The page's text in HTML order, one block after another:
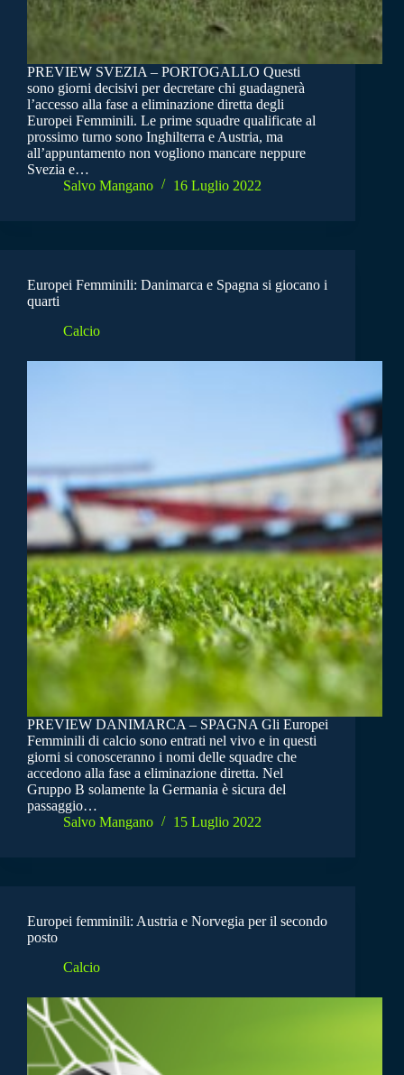
PREVIEW SVEZIA – PORTOGALLO Questi
sono giorni decisivi per decretare chi guadagnerà
l’accesso alla fase a eliminazione diretta degli
Europei Femminili. Le prime squadre qualificate al
prossimo turno sono Inghilterra e Austria, ma
all’appuntamento non vogliono mancare neppure
Svezia e…
Salvo Mangano
16 Luglio 2022
Europei Femminili: Danimarca e Spagna si giocano i
quarti
Calcio
PREVIEW DANIMARCA – SPAGNA Gli Europei
Femminili di calcio sono entrati nel vivo e in questi
giorni si conosceranno i nomi delle squadre che
accedono alla fase a eliminazione diretta. Nel
Gruppo B solamente la Germania è sicura del
passaggio…
Salvo Mangano
15 Luglio 2022
Europei femminili: Austria e Norvegia per il secondo
posto
Calcio